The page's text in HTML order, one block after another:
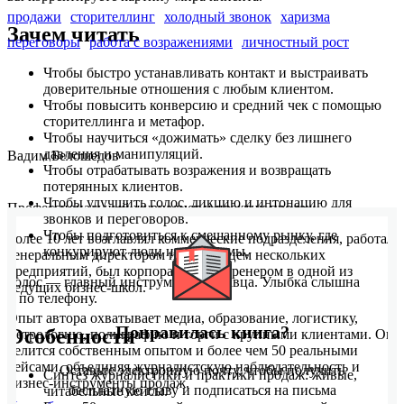
Зачем читать
Чтобы быстро устанавливать контакт и выстраивать
доверительные отношения с любым клиентом.
Чтобы повысить конверсию и средний чек с помощью
сторителлинга и метафор.
Чтобы научиться «дожимать» сделку без лишнего
давления и манипуляций.
Чтобы отрабатывать возражения и возвращать
потерянных клиентов.
Чтобы улучшить голос, дикцию и интонацию для
звонков и переговоров.
Чтобы подготовиться к смешанному рынку, где
конкурируют люди и алгоритмы.
Голос — главный инструмент продавца. Улыбка слышна
и по телефону.
Особенности
Синтез журналистики и практики продаж: живые,
читабельные кейсы.
продажи сторителлинг холодный звонок харизма
переговоры работа с возражениями личностный рост
Вадим Белошедов
Профессиональный журналист и практик продаж.
Более 10 лет возглавлял коммерческие подразделения, работал
генеральным директором и владельцем нескольких
предприятий, был корпоративным тренером в одной из
ведущих бизнес-школ.
Опыт автора охватывает медиа, образование, логистику,
метрологию, полиграфию и торги с крупными клиентами. Он
делится собственным опытом и более чем 50 реальными
кейсами, объединяя журналистскую наблюдательность и
бизнес-инструменты продаж.
Понравилась книга?
Оставьте электронную почту, чтобы получить
бесплатную главу и подписаться на письма